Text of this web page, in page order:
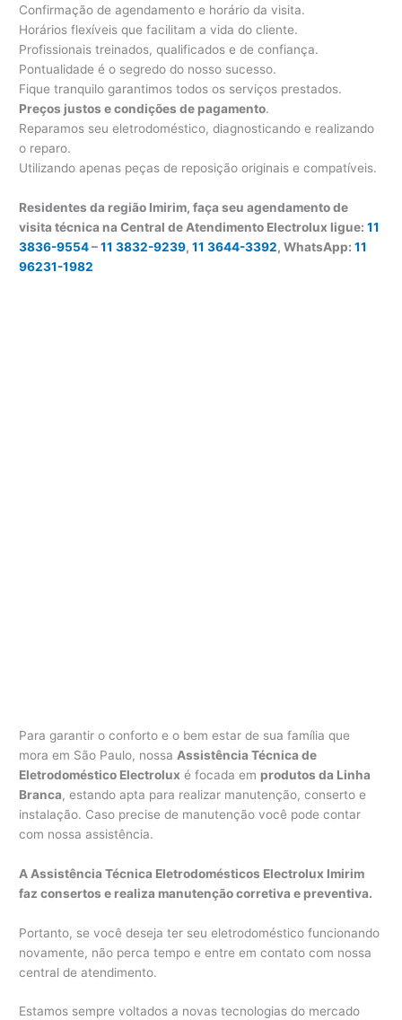
Confirmação de agendamento e horário da visita.
Horários flexíveis que facilitam a vida do cliente.
Profissionais treinados, qualificados e de confiança.
Pontualidade é o segredo do nosso sucesso.
Fique tranquilo garantimos todos os serviços prestados.
Preços justos e condições de pagamento.
Reparamos seu eletrodoméstico, diagnosticando e realizando
o reparo.
Utilizando apenas peças de reposição originais e compatíveis.
Residentes da região Imirim, faça seu agendamento de
visita técnica na Central de Atendimento Electrolux ligue:11
3836-9554–11 3832-9239,11 3644-3392, WhatsApp:11
96231-1982
Para garantir o conforto e o bem estar de sua família que
mora em São Paulo, nossa Assistência Técnica de
Eletrodoméstico Electrolux é focada em produtos da Linha
Branca, estando apta para realizar manutenção, conserto e
instalação. Caso precise de manutenção você pode contar
com nossa assistência.
A Assistência Técnica Eletrodomésticos Electrolux Imirim
faz consertos e realiza manutenção corretiva e preventiva.
Portanto, se você deseja ter seu eletrodoméstico funcionando
novamente, não perca tempo e entre em contato com nossa
central de atendimento.
Estamos sempre voltados a novas tecnologias do mercado